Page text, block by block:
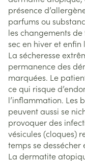
présence
parfums ou
les changements
sec en hiver et enfin
La sécheresse
permanence des
marquées. Le
ce qui risque
l’inflammation. Les
peuvent aussi se
provoquer des
vésicules (cloques)
temps se dessécher
La dermatite